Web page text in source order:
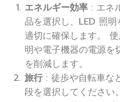
エネルギー効率 : エネ
品を選択し、LED 照
適切に確保します。
明や電子機器の電源を
を削減します。
旅行 : 徒歩や自転車な
段を選択してください